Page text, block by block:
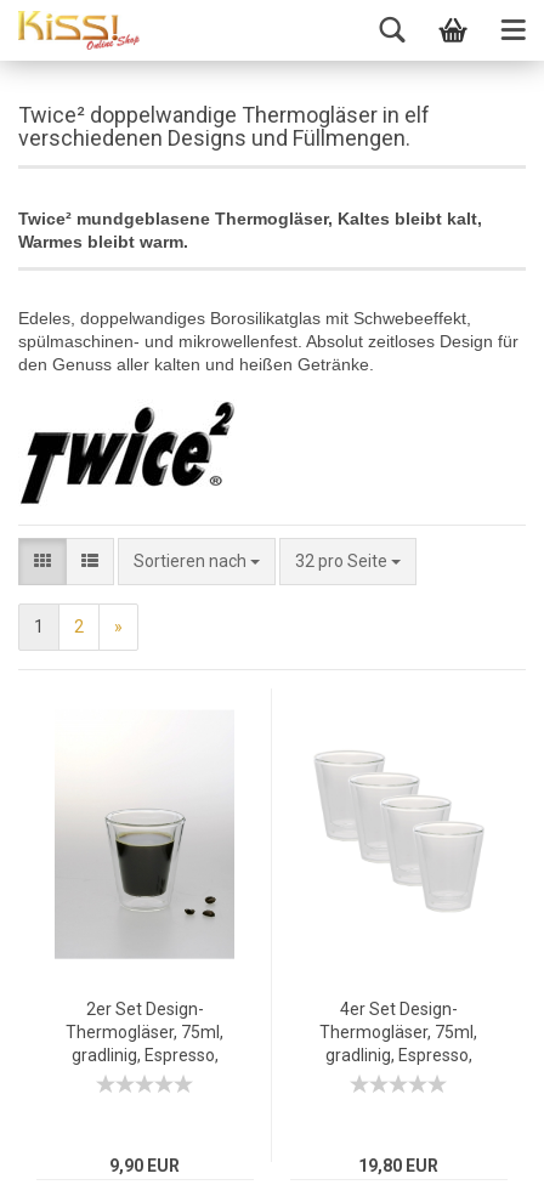
Twice² doppelwandige Thermogläser in elf
verschiedenen Designs und Füllmengen.
Twice² mundgeblasene Thermogläser, Kaltes bleibt kalt,
Warmes bleibt warm.
Edeles, doppelwandiges Borosilikatglas mit Schwebeeffekt,
spülmaschinen- und mikrowellenfest. Absolut zeitloses Design für
den Genuss aller kalten und heißen Getränke.
Sortieren nach 32 pro Seite
1 2 »
2er Set Design-
Thermogläser, 75ml,
gradlinig, Espresso,
doppelwandiges
9,90 EUR
4er Set Design-
Thermogläser, 75ml,
gradlinig, Espresso,
doppelwandiges
19,80 EUR